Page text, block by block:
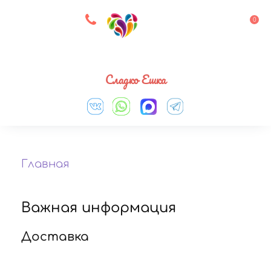
8 927 083 33 05 0
Сладко Ешка
Главная
Важная информация
Доставка